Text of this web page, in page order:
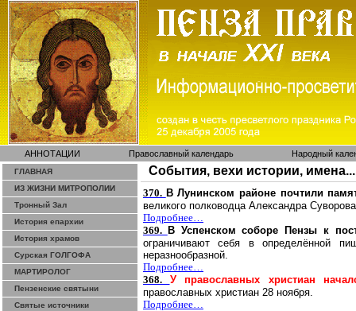
АННОТАЦИИ Православный календарь Народный
ГЛАВНАЯ
ИЗ ЖИЗНИ МИТРОПОЛИИ
Тронный Зал
История епархии
История храмов
Сурская ГОЛГОФА
МАРТИРОЛОГ
Пензенские святыни
Святые источники
События, вехи истории, имена...
370. ВЛунинском районе почтили
великого полководца Александра
Подробнее…
369. В Успенском соборе Пензы к
ограничивают себя в определённой
неразнообразной.
Подробнее…
368. У православных христиан
православных христиан 28 ноября.
Подробнее…